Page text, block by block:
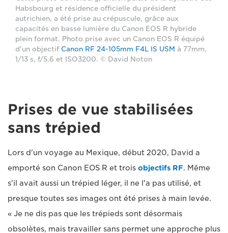
Habsbourg et résidence officielle du président
autrichien, a été prise au crépuscule, grâce aux
capacités en basse lumière du Canon EOS R hybride
plein format. Photo prise avec un Canon EOS R équipé
d'un objectif Canon RF 24-105mm F4L IS USM à 77mm,
1/13 s, f/5.6 et ISO3200. © David Noton
Prises de vue stabilisées
sans trépied
Lors d'un voyage au Mexique, début 2020, David a
emporté son Canon EOS R et trois objectifs RF. Même
s'il avait aussi un trépied léger, il ne l'a pas utilisé, et
presque toutes ses images ont été prises à main levée.
« Je ne dis pas que les trépieds sont désormais
obsolètes, mais travailler sans permet une approche plus